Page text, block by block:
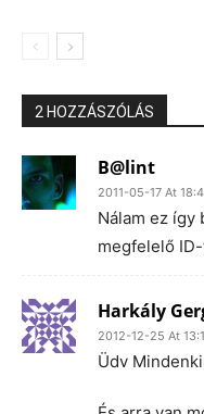
2 HOZZÁSZÓLÁS
B@lint
2011-05-17 At
Nálam ez így
megfelelő
Harkály
2012-12-25 At
Üdv